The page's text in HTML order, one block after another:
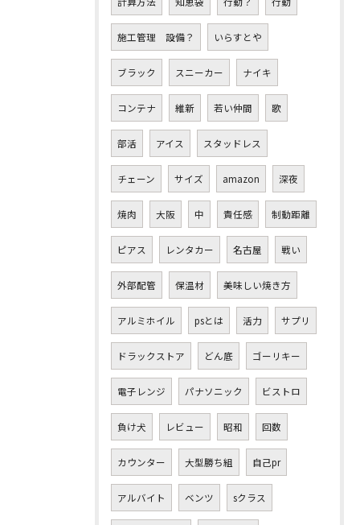
施工管理 設備？ いらすとや
ブラック スニーカー ナイキ
コンテナ 維新 若い仲間 歌
部活 アイス スタッドレス
チェーン サイズ amazon 深夜
焼肉 大阪 中 責任感 制動距離
ピアス レンタカー 名古屋 戦い
外部配管 保温材 美味しい焼き方
アルミホイル psとは 活力 サプリ
ドラックストア どん底 ゴーリキー
電子レンジ パナソニック ビストロ
負け犬 レビュー 昭和 回数
カウンター 大型勝ち組 自己pr
アルバイト ベンツ sクラス